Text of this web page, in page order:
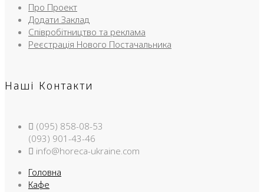
Про Проект
Додати Заклад
Співробітництво та реклама
Реєстрація Нового Постачальника
Наші Контакти
(095) 858-08-53
(093) 901-43-46
info@horeca-ukraine.com
Головна
Кафе